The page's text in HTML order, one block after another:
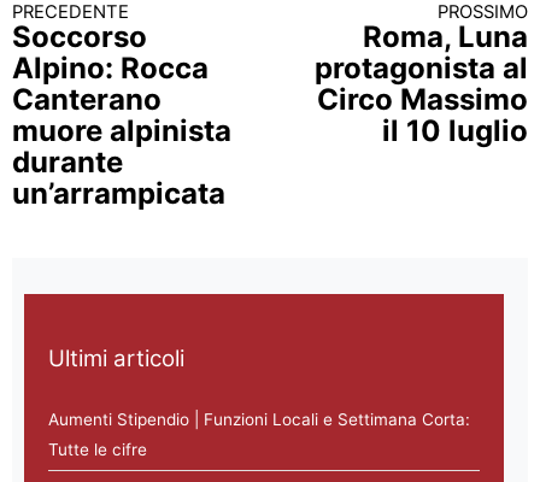
Continua a leggere
PRECEDENTE
Soccorso
Alpino: Rocca
Canterano
muore alpinista
durante
un’arrampicata
PROSSIMO
Roma, Luna
protagonista al
Circo Massimo
il 10 luglio
Ultimi articoli
Aumenti Stipendio | Funzioni Locali e Settimana Corta:
Tutte le cifre